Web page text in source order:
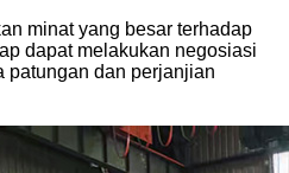
minat yang besar terhadap
dapat melakukan negosiasi
patungan dan perjanjian